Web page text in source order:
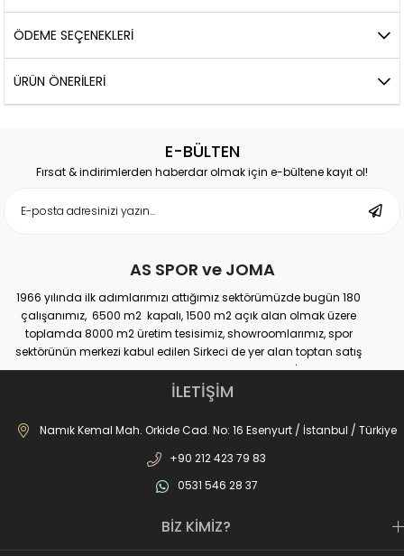
ÖDEME SEÇENEKLERI
ÜRÜN ÖNERILERI
E-BÜLTEN
Fırsat & indirimlerden haberdar olmak için e-bültene kayıt ol!
AS SPOR ve JOMA
1966 yılında ilk adımlarımızı attığımız sektörümüzde bugün 180
çalışanımız, 6500 m2 kapalı, 1500 m2 açık alan olmak üzere
toplamda 8000 m2 üretim tesisimiz, showroomlarımız, spor
sektörünün merkezi kabul edilen Sirkeci de yer alan toptan satış
mağazamız, Türkiye genelinde yaklaşık 300 bayimiz, İstanbul’da 10
perakande mağazamız, Türkiye’ye hizmet eden e-ticaret sanal
mağazamız ile AS SPOR ailesi günden güne büyüyerek sektöre,
JOMA markası ile de Türkiye'de ülkemize hizmet etmektedir.
İLETİŞİM
Namık Kemal Mah. Orkide Cad. No: 16 Esenyurt / İstanbul / Türkiye
+90 212 423 79 83
0531 546 28 37
BİZ KİMİZ?